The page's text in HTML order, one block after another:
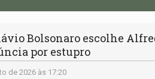
Bolsonaro escolhe
por estupro
de 2026 às 17:20